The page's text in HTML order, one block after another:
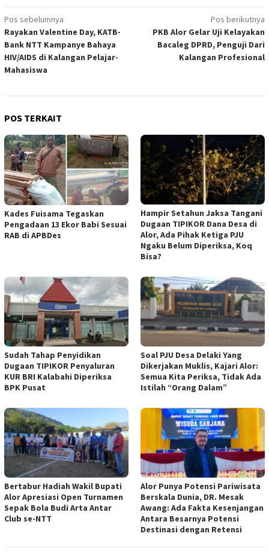
Navigasi
pos
Pos sebelumnya
Rayakan Valentine Day, KATB-
Bank NTT Kampanye Bahaya
HIV/AIDS di Kalangan Pelajar-
Mahasiswa
Pos berikutnya
PKB Alor Gelar Uji Kelayakan
Bacaleg DPRD, Penguji Dari
Kalangan Profesional
POS TERKAIT
Kades Fuisama Tegaskan
Pengadaan 13 Ekor Babi Sesuai
RAB di APBDes
Hampir Setahun Jaksa Tangani
Dugaan TIPIKOR Dana Desa di
Alor, Ada Pihak Ketiga PJU
Ngaku Belum Diperiksa, Koq
Bisa?
Sudah Tahap Penyidikan
Dugaan TIPIKOR Penyaluran
KUR BRI Kalabahi Diperiksa
BPK Pusat
Soal PJU Desa Delaki Yang
Dikerjakan Muklis, Kajari Alor:
Semua Kita Periksa, Tidak Ada
Istilah “Orang Dalam”
Bertabur Hadiah Wakil Bupati
Alor Apresiasi Open Turnamen
Sepak Bola Budi Arta Antar
Club se-NTT
Alor Punya Potensi Pariwisata
Berskala Dunia, DR. Mesak
Awang: Ada Fakta Kesenjangan
Antara Besarnya Potensi
Destinasi dengan Retensi